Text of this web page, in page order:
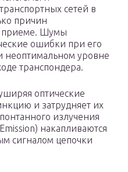
сетей в
причин
приеме. Шумы
ошибки при его
неоптимальном уровне
транспондера.
оптические
и затрудняет их
излучения
накапливаются
сигналом цепочки